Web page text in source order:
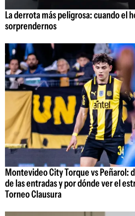
La derrota más peligrosa: cuando el
sorprendernos
Montevideo City Torque vs Peñarol:
de las entradas y por dónde ver el
Torneo Clausura